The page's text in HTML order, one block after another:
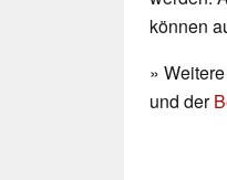
können
»
und der